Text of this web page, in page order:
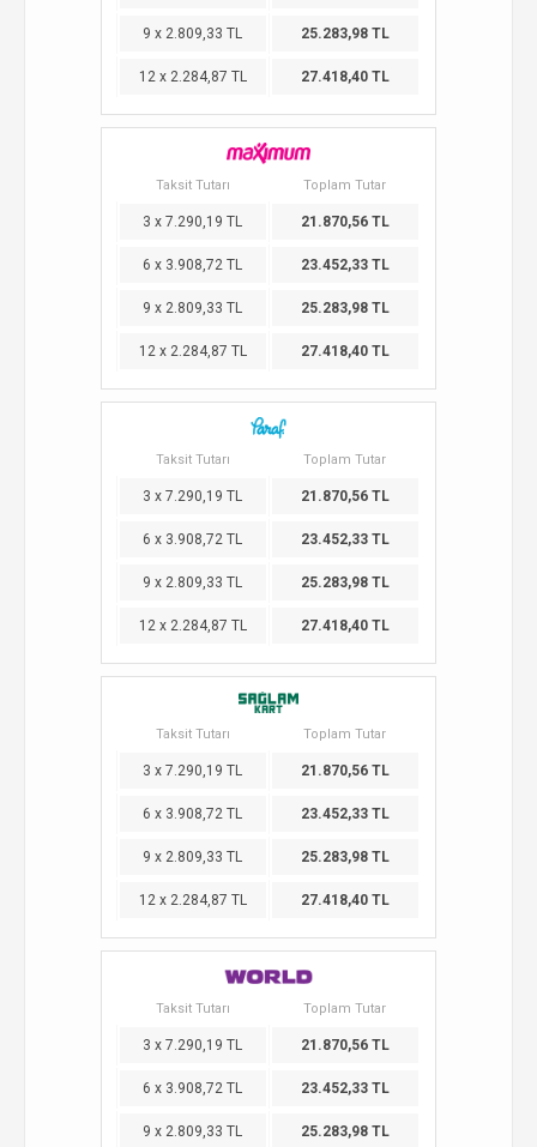
9 x 2.809,33 TL 25.283,98 TL
12 x 2.284,87 TL 27.418,40 TL
Taksit Tutarı Toplam Tutar
3 x 7.290,19 TL 21.870,56 TL
6 x 3.908,72 TL 23.452,33 TL
9 x 2.809,33 TL 25.283,98 TL
12 x 2.284,87 TL 27.418,40 TL
Taksit Tutarı Toplam Tutar
3 x 7.290,19 TL 21.870,56 TL
6 x 3.908,72 TL 23.452,33 TL
9 x 2.809,33 TL 25.283,98 TL
12 x 2.284,87 TL 27.418,40 TL
Taksit Tutarı Toplam Tutar
3 x 7.290,19 TL 21.870,56 TL
6 x 3.908,72 TL 23.452,33 TL
9 x 2.809,33 TL 25.283,98 TL
12 x 2.284,87 TL 27.418,40 TL
Taksit Tutarı Toplam Tutar
3 x 7.290,19 TL 21.870,56 TL
6 x 3.908,72 TL 23.452,33 TL
9 x 2.809,33 TL 25.283,98 TL